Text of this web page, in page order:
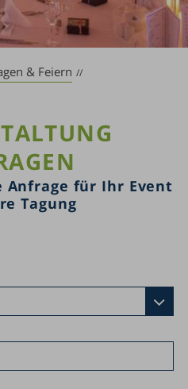
& Feiern
Anfrage für Ihr Event
Tagung